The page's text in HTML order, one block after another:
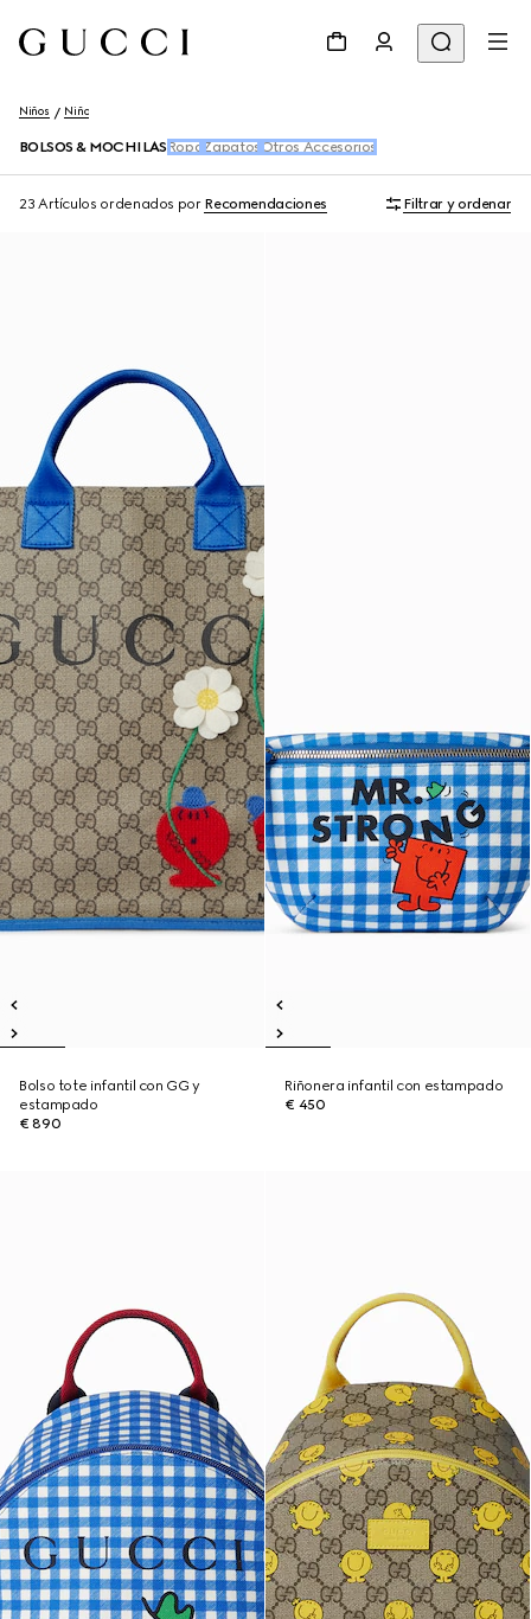
Niños Niño
BOLSOS & MOCHILAS Ropa Zapatos Otros Accesorios
23 Artículos ordenados por Recomendaciones Filtrar y ordenar
Bolso tote infantil con GG y
estampado
€ 890
Riñonera infantil con estampado
€ 450